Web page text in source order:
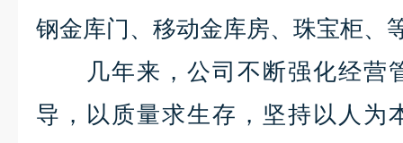
钢金库门、移动金库房、珠宝柜、
几年来，公司不断强化经营
导，以质量求生存，坚持以人为